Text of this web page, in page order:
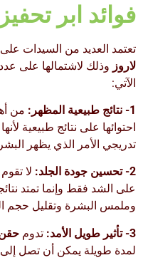
فوائد ابر
تعتمد العديد من السيدات على
لاروز وذلك لاشتمالها على
الآتي:
1- نتائج طبيعية المظهر:
من
احتوائها على نتائج طبيعية
تدريجي الأمر الذي يظهر
2- تحسين جودة الجلد: لا
على الشد فقط وإنما تمتد
وملمس البشرة وتقليل حجم
3- تأثير طويل الأمد: تدوم
لمدة طويلة يمكن أن تصل إلى